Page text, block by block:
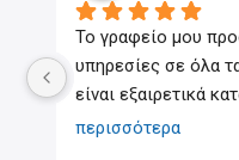
κορυφαίες
Η ομάδα τους
και πάντα...